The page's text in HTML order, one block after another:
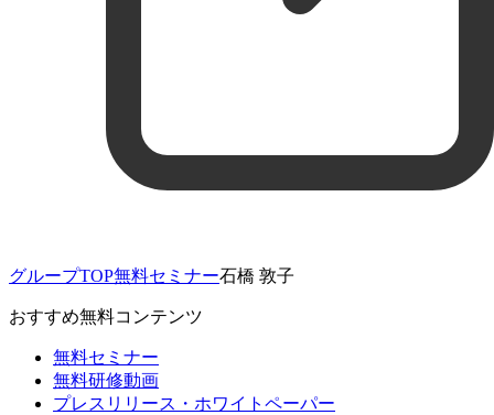
グループTOP無料セミナー石橋 敦子
おすすめ無料コンテンツ
無料セミナー
無料研修動画
プレスリリース・ホワイトペーパー